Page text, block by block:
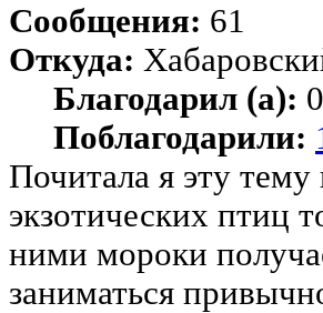
Сообщения: 61
Откуда:
Благодарил (а):
Поблагодарили:
Почитала я эту тему
экзотических птиц
ними мороки
заниматься